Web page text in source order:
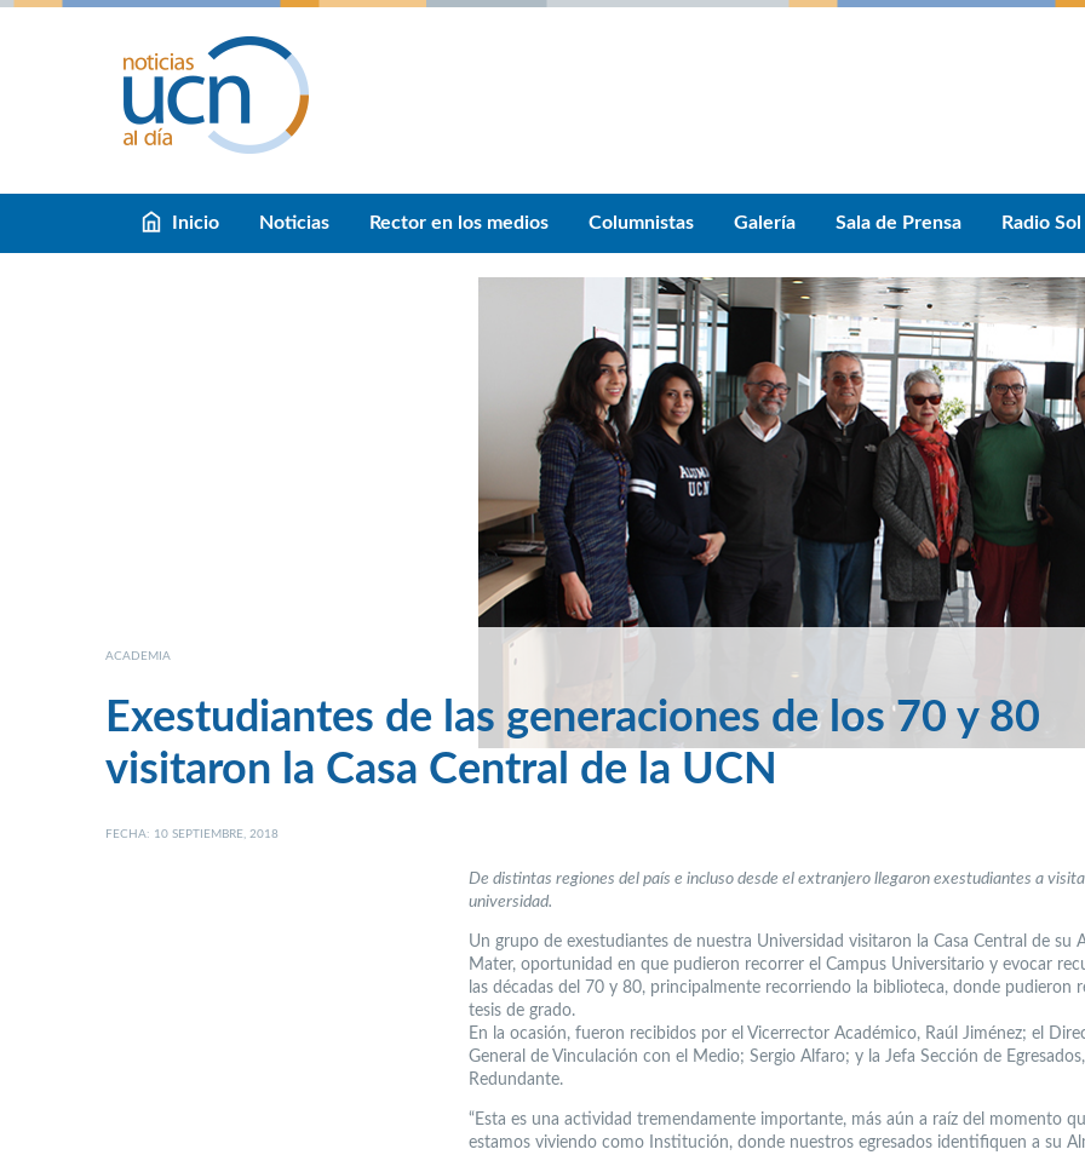
Inicio Noticias Rector en los medios Columnistas Galería Sala de Prensa Radio Sol
ACADEMIA
Exestudiantes de las generaciones de los 70 y 80
visitaron la Casa Central de la UCN
FECHA: 10 SEPTIEMBRE, 2018
De distintas regiones del país e incluso desde el extranjero llegaron exestudiantes a
universidad.
Un grupo de exestudiantes de nuestra Universidad visitaron la Casa Central de su
Mater, oportunidad en que pudieron recorrer el Campus Universitario y evocar
las décadas del 70 y 80, principalmente recorriendo la biblioteca, donde pudieron
tesis de grado.
En la ocasión, fueron recibidos por el Vicerrector Académico, Raúl Jiménez; el
General de Vinculación con el Medio; Sergio Alfaro; y la Jefa Sección de
Redundante.
“Esta es una actividad tremendamente importante, más aún a raíz del momento
estamos viviendo como Institución, donde nuestros egresados identifiquen a su